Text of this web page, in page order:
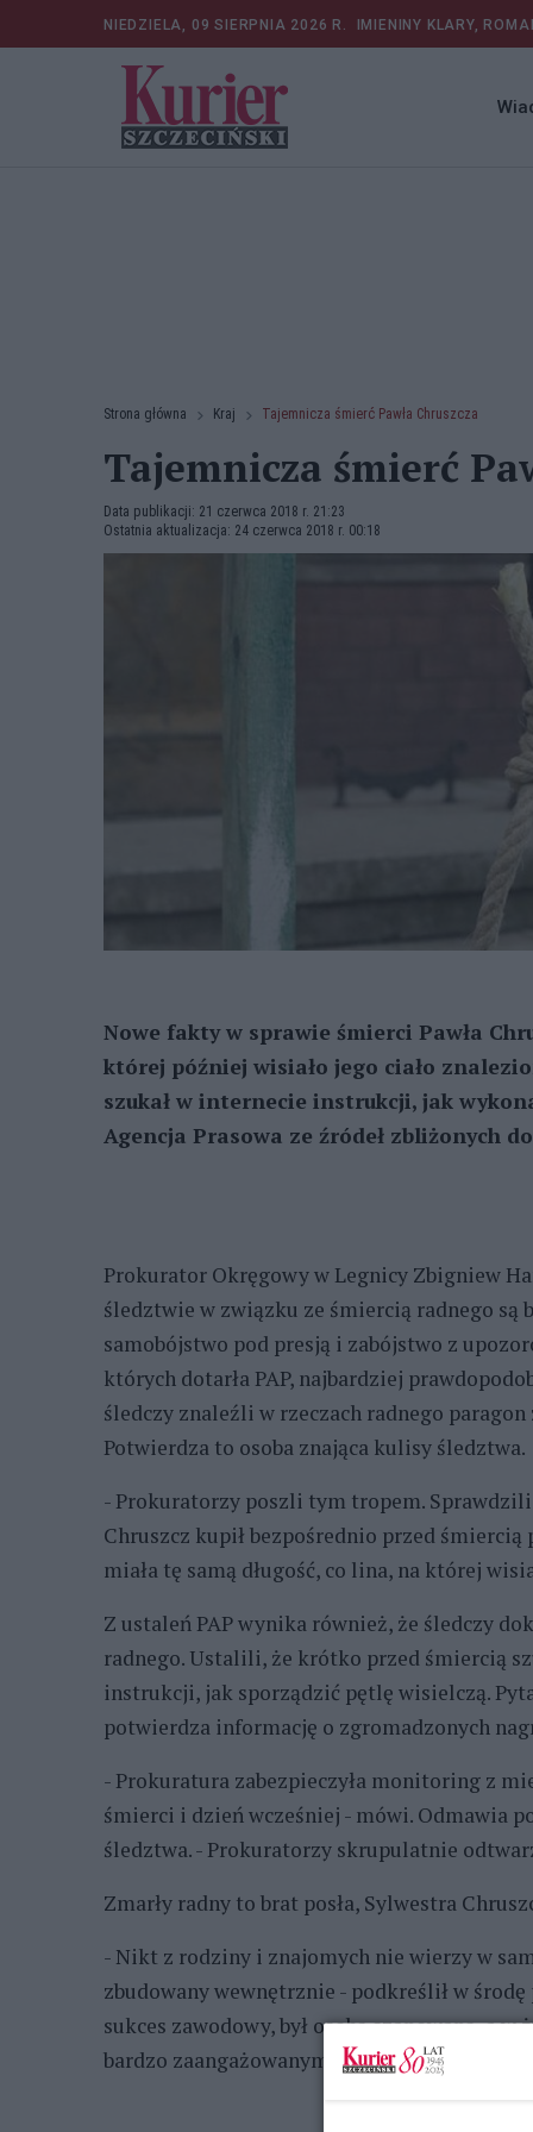
NIEDZIELA, 09 SIERPNIA 2026 R. IMIENINY KLARY,
Strona główna Kraj Tajemnicza śmierć Pawła Chruszcza
Tajemnicza śmierć
Data publikacji: 21 czerwca 2018 r. 21:23
Ostatnia aktualizacja: 24 czerwca 2018 r. 00:18
Nowe fakty w sprawie śmierci Pawła
której później wisiało jego ciało
szukał w internecie instrukcji, jak
Agencja Prasowa ze źródeł zbliżonych
Prokurator Okręgowy w Legnicy Zbigniew
śledztwie w związku ze śmiercią radnego
samobójstwo pod presją i zabójstwo z
których dotarła PAP, najbardziej
śledczy znaleźli w rzeczach radnego
Potwierdza to osoba znająca kulisy śledztwa.
- Prokuratorzy poszli tym tropem.
Chruszcz kupił bezpośrednio przed
miała tę samą długość, co lina, na której
Z ustaleń PAP wynika również, że śledczy
radnego. Ustalili, że krótko przed śmiercią
instrukcji, jak sporządzić pętlę wisielczą.
potwierdza informację o zgromadzonych
- Prokuratura zabezpieczyła monitoring z
śmierci i dzień wcześniej - mówi. Odmawia
śledztwa. - Prokuratorzy skrupulatnie
Zmarły radny to brat posła, Sylwestra
- Nikt z rodziny i znajomych nie wierzy w
zbudowany wewnętrznie - podkreślił w środę
sukces zawodowy, był osobą szanowaną, a
bardzo zaangażowanym w sprawy Głogowa.